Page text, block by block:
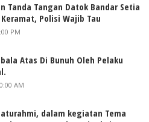
Tanda Tangan Datok Bandar Setia
Polisi Wajib Tau
PM
Atas Di Bunuh Oleh Pelaku
AM
dalam kegiatan Tema